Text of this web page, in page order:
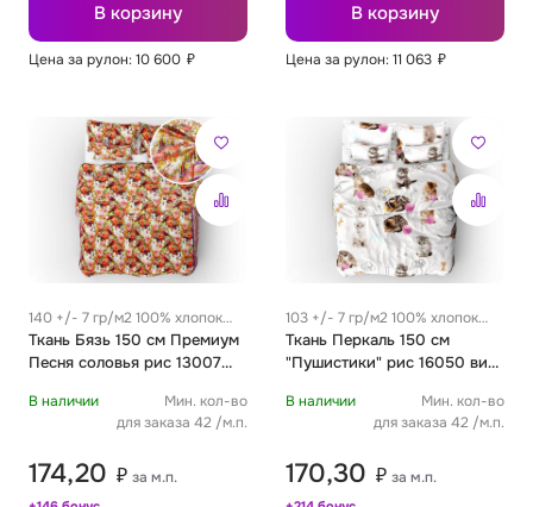
В корзину
Цена за рулон: 10 600 ₽
В корзину
Цена за рулон: 11 063 ₽
140 +/- 7 гр/м2 100% хлопок
0.27 м
Ткань Бязь 150 см Премиум
Песня соловья рис 13007
В наличии
Мин. кол-во
для заказа 42 /м.п.
174,20 ₽ за м.п.
103 +/- 7 гр/м2 100% хлопок
0.25 м
Ткань Перкаль 150 см
"Пушистики" рис 16050 вид
В наличии
Мин. кол-во
для заказа 42 /м.п.
170,30 ₽ за м.п.